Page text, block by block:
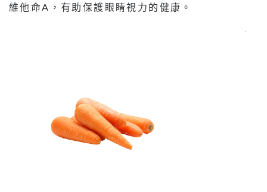
維他命A，有助保護眼睛視力的健康。